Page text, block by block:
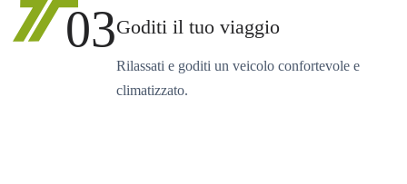
03Goditi il tuo viaggio
Rilassati e goditi un veicolo confortevole e
climatizzato.